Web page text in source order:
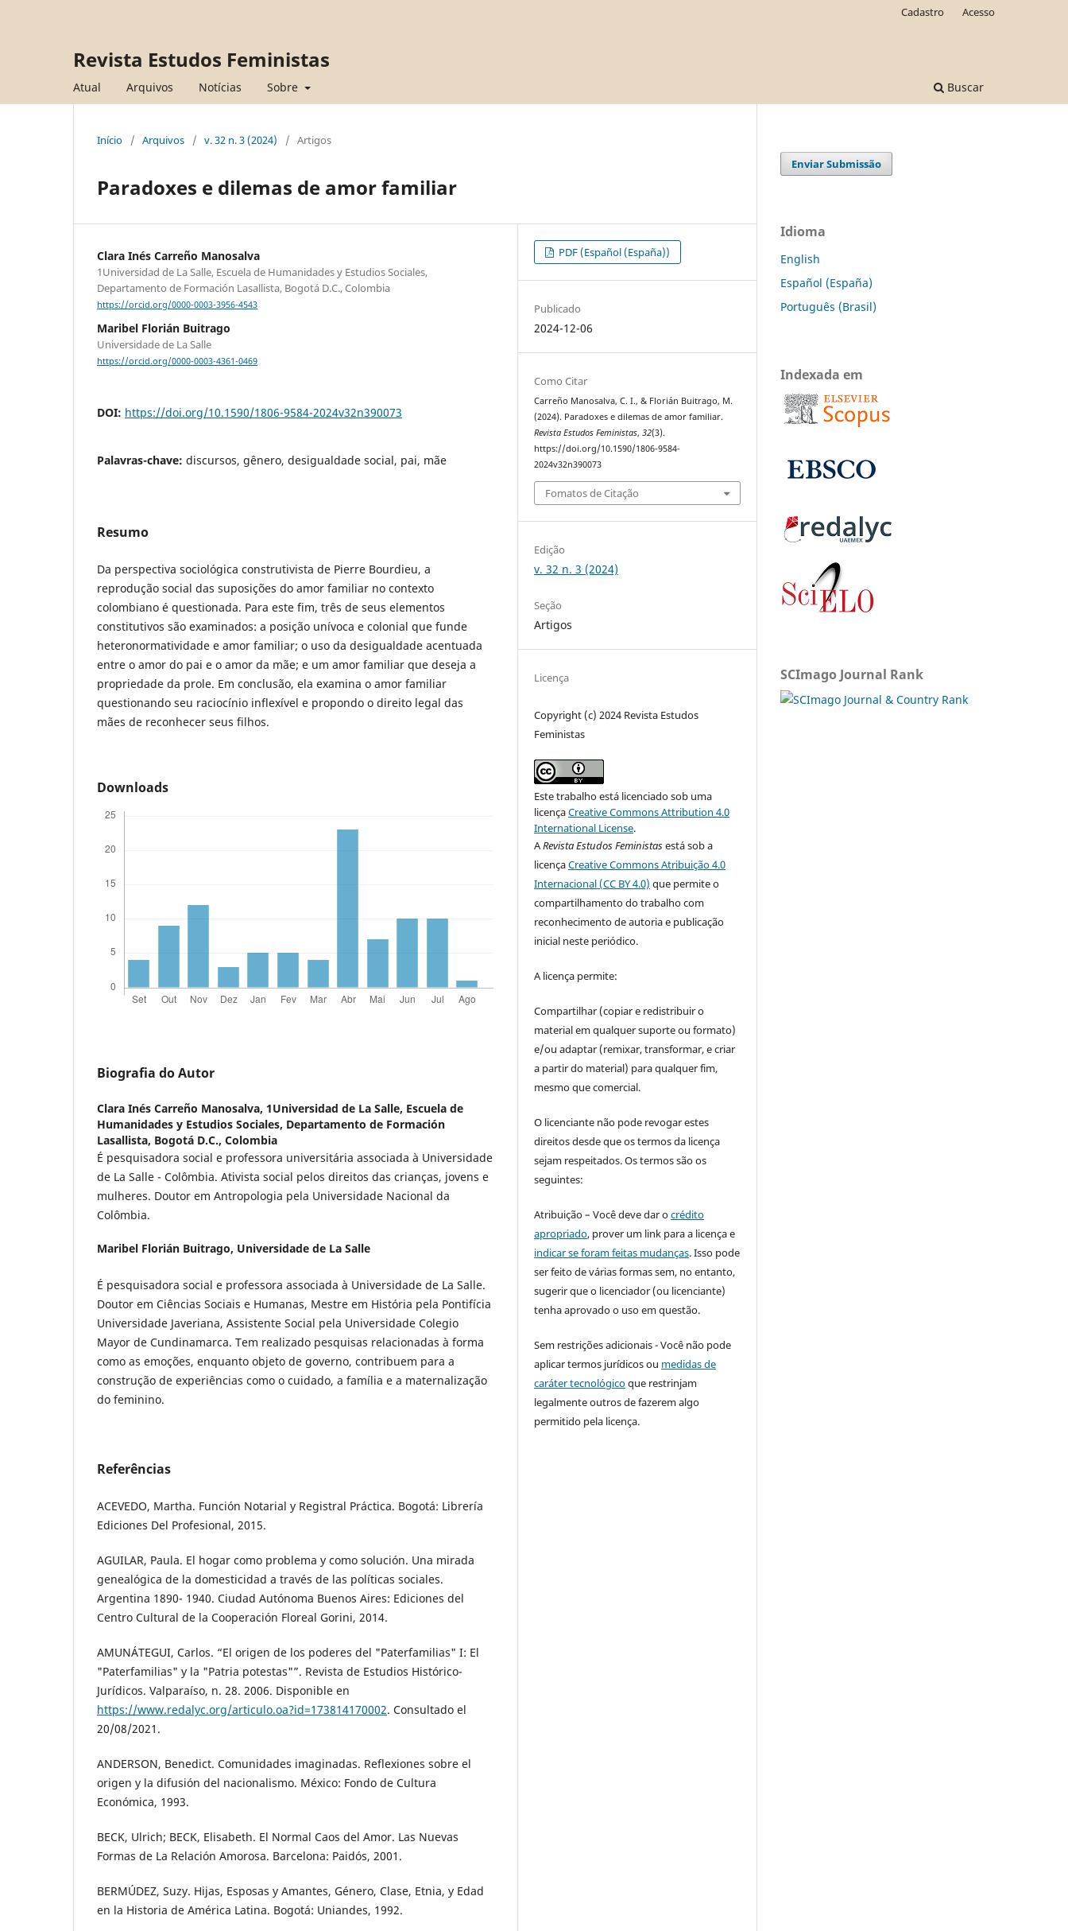
Revista Estudos Feministas
Atual Arquivos Notícias Sobre Buscar
Cadastro Acesso
Início / Arquivos / v. 32 n. 3 (2024) / Artigos
Paradoxes e dilemas de amor familiar
Clara Inés Carreño Manosalva
1Universidad de La Salle, Escuela de Humanidades y Estudios Sociales,
Departamento de Formación Lasallista, Bogotá D.C., Colombia
https://orcid.org/0000-0003-3956-4543
Maribel Florián Buitrago
Universidade de La Salle
https://orcid.org/0000-0003-4361-0469
DOI: https://doi.org/10.1590/1806-9584-2024v32n390073
Palavras-chave: discursos, gênero, desigualdade social, pai, mãe
Resumo
Da perspectiva sociológica construtivista de Pierre Bourdieu, a
reprodução social das suposições do amor familiar no contexto
colombiano é questionada. Para este fim, três de seus elementos
constitutivos são examinados: a posição unívoca e colonial que funde
heteronormatividade e amor familiar; o uso da desigualdade acentuada
entre o amor do pai e o amor da mãe; e um amor familiar que deseja a
propriedade da prole. Em conclusão, ela examina o amor familiar
questionando seu raciocínio inflexível e propondo o direito legal das
mães de reconhecer seus filhos.
Downloads
Biografia do Autor
Clara Inés Carreño Manosalva, 1Universidad de La Salle, Escuela de
Humanidades y Estudios Sociales, Departamento de Formación
Lasallista, Bogotá D.C., Colombia
É pesquisadora social e professora universitária associada à Universidade
de La Salle - Colômbia. Ativista social pelos direitos das crianças, jovens e
mulheres. Doutor em Antropologia pela Universidade Nacional da
Colômbia.
Maribel Florián Buitrago, Universidade de La Salle
É pesquisadora social e professora associada à Universidade de La Salle.
Doutor em Ciências Sociais e Humanas, Mestre em História pela Pontifícia
Universidade Javeriana, Assistente Social pela Universidade Colegio
Mayor de Cundinamarca. Tem realizado pesquisas relacionadas à forma
como as emoções, enquanto objeto de governo, contribuem para a
construção de experiências como o cuidado, a família e a maternalização
do feminino.
Referências
ACEVEDO, Martha. Función Notarial y Registral Práctica. Bogotá: Librería
Ediciones Del Profesional, 2015.
AGUILAR, Paula. El hogar como problema y como solución. Una mirada
genealógica de la domesticidad a través de las políticas sociales.
Argentina 1890- 1940. Ciudad Autónoma Buenos Aires: Ediciones del
Centro Cultural de la Cooperación Floreal Gorini, 2014.
AMUNÁTEGUI, Carlos. “El origen de los poderes del "Paterfamilias" I: El
"Paterfamilias" y la "Patria potestas"”. Revista de Estudios Histórico-
Jurídicos. Valparaíso, n. 28. 2006. Disponible en
https://www.redalyc.org/articulo.oa?id=173814170002. Consultado el
20/08/2021.
ANDERSON, Benedict. Comunidades imaginadas. Reflexiones sobre el
origen y la difusión del nacionalismo. México: Fondo de Cultura
Económica, 1993.
BECK, Ulrich; BECK, Elisabeth. El Normal Caos del Amor. Las Nuevas
Formas de La Relación Amorosa. Barcelona: Paidós, 2001.
BERMÚDEZ, Suzy. Hijas, Esposas y Amantes, Género, Clase, Etnia, y Edad
en la Historia de América Latina. Bogotá: Uniandes, 1992.
PDF (Español (España))
Publicado
2024-12-06
Como Citar
Carreño Manosalva, C. I., & Florián Buitrago, M.
(2024). Paradoxes e dilemas de amor familiar.
Revista Estudos Feministas,32(3).
https://doi.org/10.1590/1806-9584-
2024v32n390073
Fomatos de Citação
Edição
v. 32 n. 3 (2024)
Seção
Artigos
Licença
Copyright (c) 2024 Revista Estudos
Feministas
Este trabalho está licenciado sob uma
licençaCreative Commons Attribution 4.0
International License.
ARevista Estudos Feministasestá sob a
licençaCreative Commons Atribuição 4.0
Internacional (CC BY 4.0) que permite o
compartilhamento do trabalho com
reconhecimento de autoria e publicação
inicial neste periódico.
A licença permite:
Compartilhar (copiar e redistribuir o
material em qualquer suporte ou formato)
e/ou adaptar (remixar, transformar, e criar
a partir do material) para qualquer fim,
mesmo que comercial.
O licenciante não pode revogar estes
direitos desde que os termos da licença
sejam respeitados. Os termos são os
seguintes:
Atribuição – Você deve dar ocrédito
apropriado, prover um link para a licença e
indicar se foram feitas mudanças. Isso pode
ser feito de várias formas sem, no entanto,
sugerir que o licenciador (ou licenciante)
tenha aprovado o uso em questão.
Sem restrições adicionais - Você não pode
aplicar termos jurídicos ou medidas de
caráter tecnológicoque restrinjam
legalmente outros de fazerem algo
permitido pela licença.
Enviar Submissão
Idioma
English
Español (España)
Português (Brasil)
Indexada em
SCImago Journal Rank